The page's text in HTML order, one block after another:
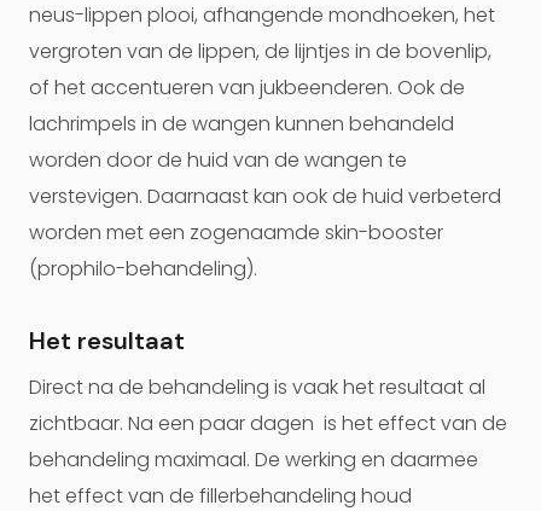
neus-lippen plooi, afhangende mondhoeken, het
vergroten van de lippen, de lijntjes in de bovenlip,
of het accentueren van jukbeenderen. Ook de
lachrimpels in de wangen kunnen behandeld
worden door de huid van de wangen te
verstevigen. Daarnaast kan ook de huid verbeterd
worden met een zogenaamde skin-booster
(prophilo-behandeling).
Het resultaat
Direct na de behandeling is vaak het resultaat al
zichtbaar. Na een paar dagen is het effect van de
behandeling maximaal. De werking en daarmee
het effect van de fillerbehandeling houd